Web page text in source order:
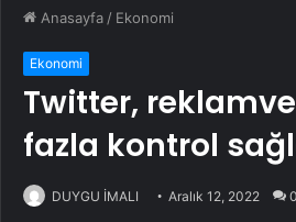
Anasayfa / Ekonomi
Ekonomi
Twitter,
fazla kontrol
DUYGU İMALI Aralık 12, 2022 0